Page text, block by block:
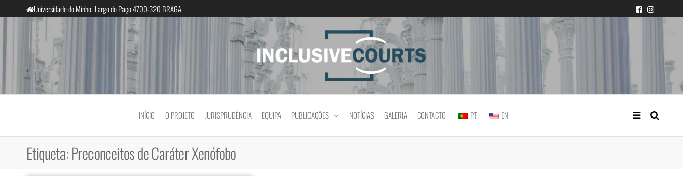
para
Universidade do Minho, Largo do Paço 4700-320 BRAGA
InclusiveCourts Igualdade e diferença cultural na prática judicial portuguesa
INÍCIO O PROJETO JURISPRUDÊNCIA EQUIPA PUBLICAÇÕES NOTÍCIAS GALERIA CONTACTO PT EN
Etiqueta:Preconceitos de Caráter Xenófobo